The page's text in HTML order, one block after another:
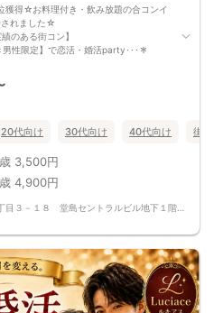
ます！
得☆お料理付き・飲み放題の合コンイ
されました☆
のある街コン】
性限定】で恋活・婚活party･･･＊
あることが参加の目安です。3ケタ女性
女性全体の3～4割の方は3ケタ女性で
、お気軽にご参加頂けます♪男性は、ぽ
って、最初から最後まで徹底的にサポ
次会で有名な会場！
式の二次会の有名店でBIG合コン
PARTY》
手な方や人見知りな方には是非オスス
20代向け 30代向け 40代向け 街
3,500円
4,900円
5 (ファイブ) 大阪市北区堂島浜１丁目３－１８ 堂島セントラルビル地下１階 5 (ファイブ) 大阪市北区堂島浜１丁目３－１８ 堂島セントラルビル地下１階